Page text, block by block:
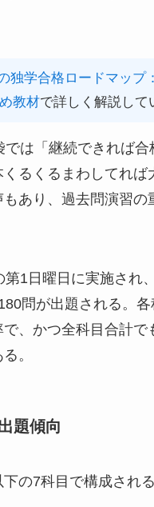
独学合格ロードマップ
教材で詳しく解説して
では「継続できれば合
るくるまわしてれば
もあり、過去問演習の
第1日曜日に実施され
問が出題される。
で、かつ全科目合計で
。
題傾向
の7科目で構成される